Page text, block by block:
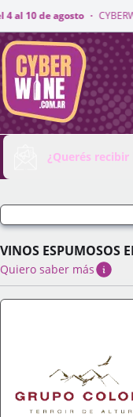
2026 · del 4 al 10 de
CyberWine
¿Querés
VINOS ESPUMOSOS
Quiero saber más